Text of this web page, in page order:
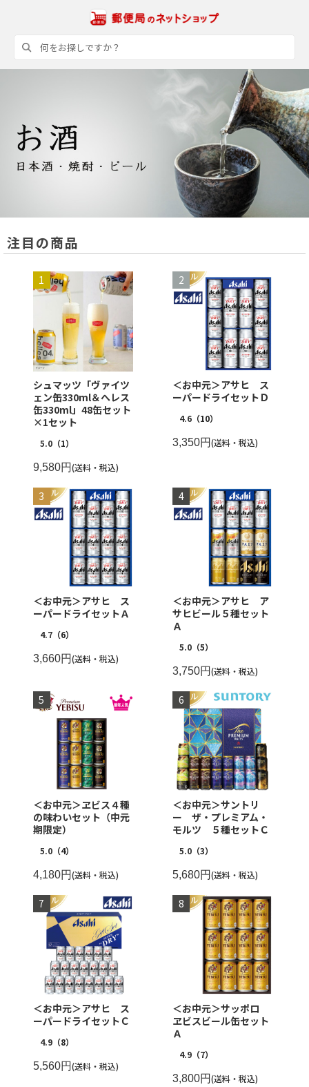
注目の商品
シュマッツ「ヴァイツ
ェン缶330ml＆へレス
缶330ml」48缶セット
×1セット
5.0（1）
9,580円(送料・税込)
＜お中元＞アサヒ ス
ーパードライセットＤ
4.6 （10）
3,350円(送料・税込)
＜お中元＞アサヒ ス
ーパードライセットＡ
4.7（6）
3,660円(送料・税込)
＜お中元＞アサヒ ア
サヒビール５種セット
Ａ
5.0 （5）
3,750円(送料・税込)
＜お中元＞ヱビス４種
の味わいセット（中元
期限定）
5.0（4）
4,180円(送料・税込)
＜お中元＞サントリ
ー ザ・プレミアム・
モルツ ５種セットＣ
5.0 （3）
5,680円(送料・税込)
＜お中元＞アサヒ ス
ーパードライセットＣ
4.9（8）
5,560円(送料・税込)
＜お中元＞サッポロ
ヱビスビール缶セット
Ａ
4.9 （7）
3,800円(送料・税込)